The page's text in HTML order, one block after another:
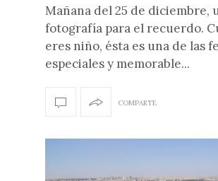
Mañana del 25 de diciembre,
fotografía para el recuerdo.
eres niño, ésta es una de las
especiales y memorable...
COMPARTE